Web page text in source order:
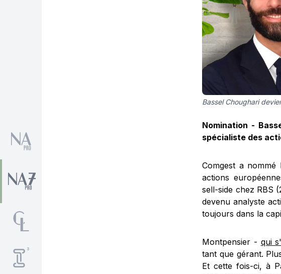
Bassel Choughari
Nomination -
spécialiste des
Comgest a nommé
actions
sell-side chez RBS
devenu analyste
toujours dans la
Montpensier - qui
tant que gérant.
Et cette fois-ci, à